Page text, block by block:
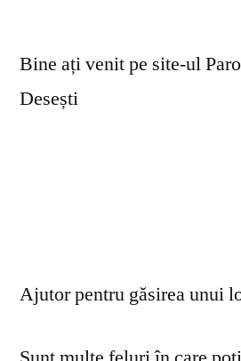
Bine ați venit pe site-ul
Desești
Ajutor pentru găsirea unui